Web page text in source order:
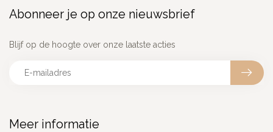
Meer informatie
Abonneer je op onze nieuwsbrief
Blijf op de hoogte over onze laatste acties